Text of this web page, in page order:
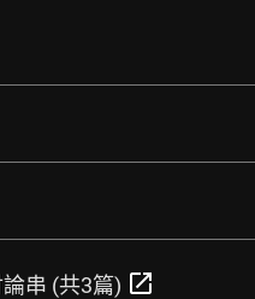
串 (共3篇) open_in_new